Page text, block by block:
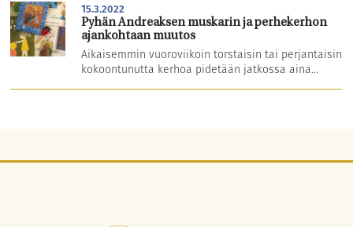
Hautausmaa
Yhteystiedot
15.3.2022
Pyhän Andreaksen muskarin ja perhekerhon
ajankohtaan muutos
Aikaisemmin vuoroviikoin torstaisin tai perjantaisin
kokoontunutta kerhoa pidetään jatkossa aina...